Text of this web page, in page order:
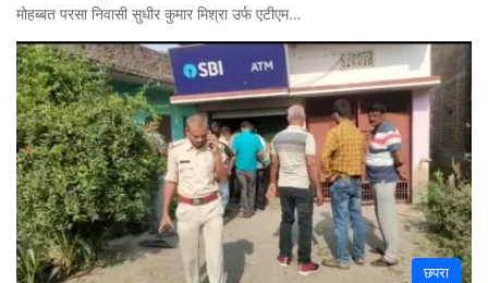
मोहब्बत परसा निवासी सुधीर कुमार मिश्रा उर्फ एटीएम…
छपरा